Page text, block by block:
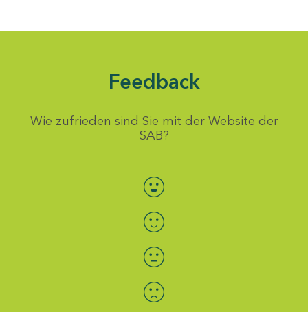
Feedback
Wie zufrieden sind Sie mit der Website der
SAB?
Bewertung auswählen